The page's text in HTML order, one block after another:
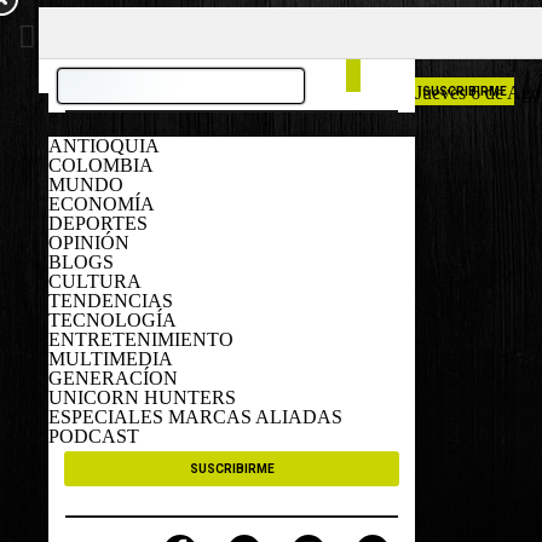
ANTIOQUIA
COLOMBIA
MUNDO
ECONOMÍA
DEPORTES
OPINIÓN
BLOGS
CULTURA
TENDENCIAS
TECNOLOGÍA
ENTRETENIMIENTO
MULTIMEDIA
GENERACÍON
UNICORN HUNTERS
ESPECIALES MARCAS ALIADAS
PODCAST
SUSCRIBIRME
Jueves 6 de
SUSCRIBIRME